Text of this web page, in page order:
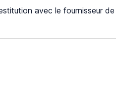
avec le fournisseur